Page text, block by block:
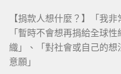
【捐款人想什麼？】「我
「暫時不會想再捐給全球
織」、「對社會或自己的
意願」